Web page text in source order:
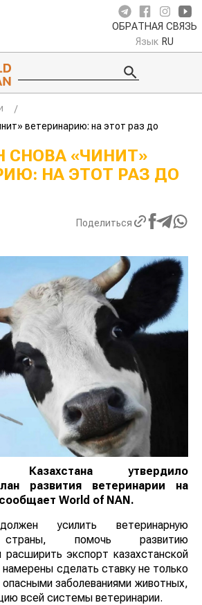
ОБРАТНАЯ СВЯЗЬ
Язык RU
ветеринарию: на этот раз до
СНОВА «ЧИНИТ»
НА ЭТОТ РАЗ ДО
Поделиться
Казахстана утвердило
развития ветеринарии на
World of NAN.
усилить ветеринарную
страны, помочь развитию
экспорт казахстанской
сделать ставку не только
заболеваниями животных,
всей системы ветеринарии.